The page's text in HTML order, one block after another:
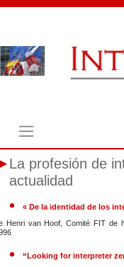
Skip
La profesión de
actualidad
« De la identidad de los
Henri van Hoof, Comité FIT de
“Looking for interpreter